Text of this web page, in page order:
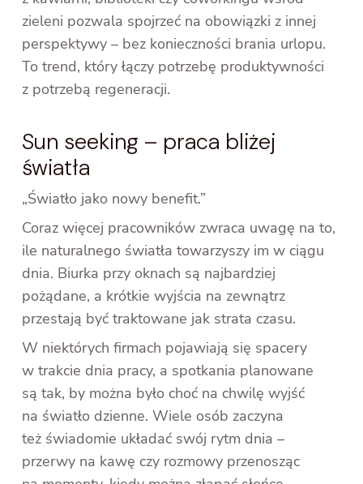
zieleni pozwala spojrzeć na obowiązki z innej
perspektywy – bez konieczności brania urlopu.
To trend, który łączy potrzebę produktywności
z potrzebą regeneracji.
Sun seeking – praca bliżej
światła
„Światło jako nowy benefit.”
Coraz więcej pracowników zwraca uwagę na to,
ile naturalnego światła towarzyszy im w ciągu
dnia. Biurka przy oknach są najbardziej
pożądane, a krótkie wyjścia na zewnątrz
przestają być traktowane jak strata czasu.
W niektórych firmach pojawiają się spacery
w trakcie dnia pracy, a spotkania planowane
są tak, by można było choć na chwilę wyjść
na światło dzienne. Wiele osób zaczyna
też świadomie układać swój rytm dnia –
przerwy na kawę czy rozmowy przenosząc